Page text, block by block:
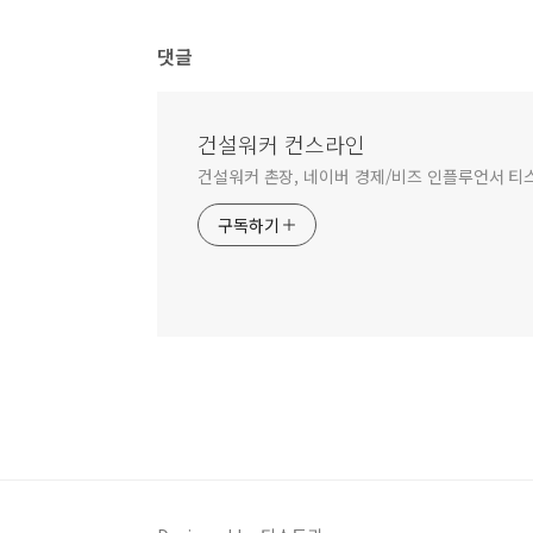
댓글
건설워커 컨스라인
건설워커 촌장, 네이버 경제/비즈 인플루언서 티
구독하기